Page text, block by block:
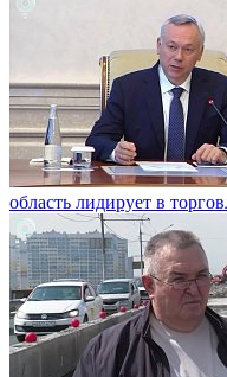
область лидирует в